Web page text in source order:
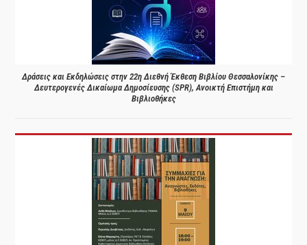
Δράσεις και Εκδηλώσεις στην 22η Διεθνή Έκθεση Βιβλίου Θεσσαλονίκης –
Δευτερογενές Δικαίωμα Δημοσίευσης (SPR), Ανοικτή Επιστήμη και
Βιβλιοθήκες